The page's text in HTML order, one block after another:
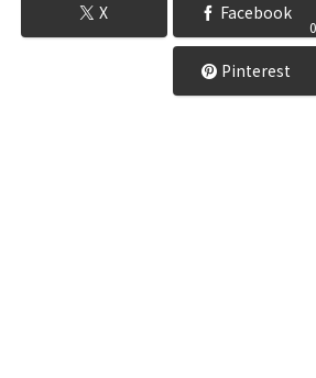
X Facebook
0
Pinterest